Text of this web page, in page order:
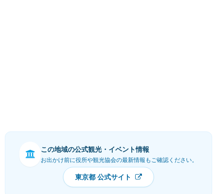
この地域の公式観光・イベント情報
お出かけ前に役所や観光協会の最新情報もご確認ください。
東京都 公式サイト